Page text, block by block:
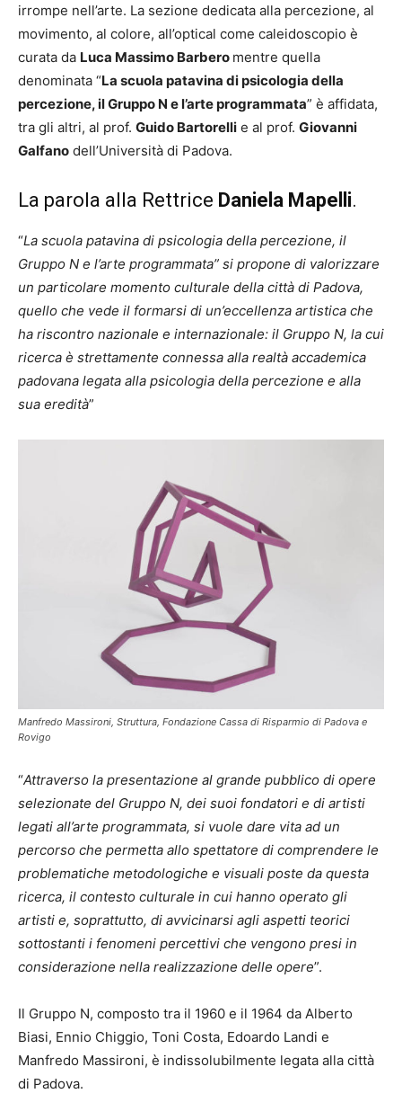
irrompe nell’arte. La sezione dedicata alla percezione, al
movimento, al colore, all’optical come caleidoscopio è
curata da Luca Massimo Barbero mentre quella
denominata “La scuola patavina di psicologia della
percezione, il Gruppo N e l’arte programmata” è affidata,
tra gli altri, al prof. Guido Bartorelli e al prof. Giovanni
Galfano dell’Università di Padova.
La parola alla Rettrice Daniela Mapelli.
“La scuola patavina di psicologia della percezione, il
Gruppo N e l’arte programmata” si propone di valorizzare
un particolare momento culturale della città di Padova,
quello che vede il formarsi di un’eccellenza artistica che
ha riscontro nazionale e internazionale: il Gruppo N, la cui
ricerca è strettamente connessa alla realtà accademica
padovana legata alla psicologia della percezione e alla
sua eredità”
Manfredo Massironi, Struttura, Fondazione Cassa di Risparmio di Padova e
Rovigo
“Attraverso la presentazione al grande pubblico di opere
selezionate del Gruppo N, dei suoi fondatori e di artisti
legati all’arte programmata, si vuole dare vita ad un
percorso che permetta allo spettatore di comprendere le
problematiche metodologiche e visuali poste da questa
ricerca, il contesto culturale in cui hanno operato gli
artisti e, soprattutto, di avvicinarsi agli aspetti teorici
sottostanti i fenomeni percettivi che vengono presi in
considerazione nella realizzazione delle opere”.
Il Gruppo N, composto tra il 1960 e il 1964 da Alberto
Biasi, Ennio Chiggio, Toni Costa, Edoardo Landi e
Manfredo Massironi, è indissolubilmente legata alla città
di Padova.